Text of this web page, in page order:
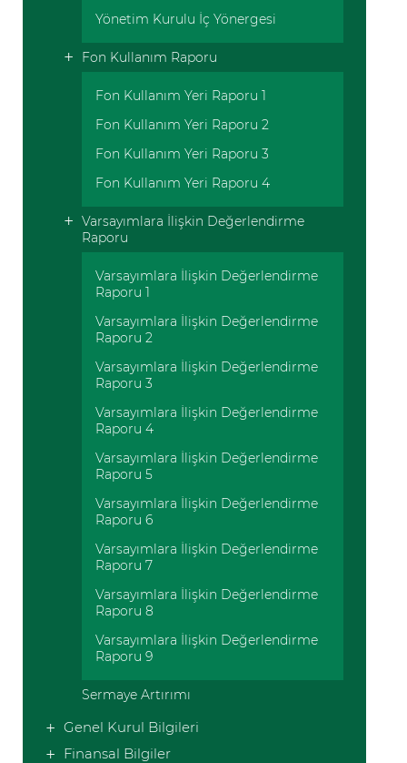
Yönetim Kurulu İç Yönergesi
Fon Kullanım Raporu
Fon Kullanım Yeri Raporu 1
Fon Kullanım Yeri Raporu 2
Fon Kullanım Yeri Raporu 3
Fon Kullanım Yeri Raporu 4
Varsayımlara İlişkin Değerlendirme
Raporu
Varsayımlara İlişkin Değerlendirme
Raporu 1
Varsayımlara İlişkin Değerlendirme
Raporu 2
Varsayımlara İlişkin Değerlendirme
Raporu 3
Varsayımlara İlişkin Değerlendirme
Raporu 4
Varsayımlara İlişkin Değerlendirme
Raporu 5
Varsayımlara İlişkin Değerlendirme
Raporu 6
Varsayımlara İlişkin Değerlendirme
Raporu 7
Varsayımlara İlişkin Değerlendirme
Raporu 8
Varsayımlara İlişkin Değerlendirme
Raporu 9
Sermaye Artırımı
Genel Kurul Bilgileri
Finansal Bilgiler